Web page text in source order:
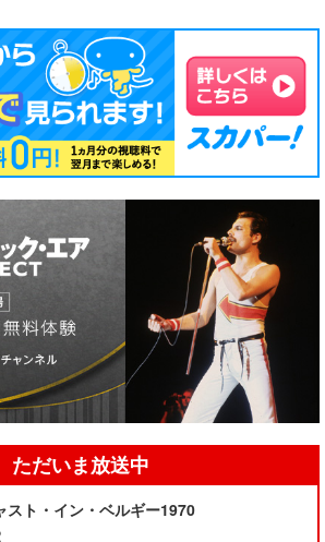
ただいま放送中
スト・イン・ベルギー1970